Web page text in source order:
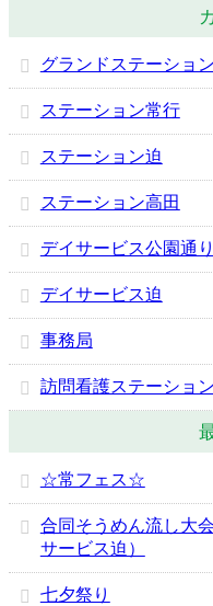
グランドステーショ
ステーション常行
ステーション迫
ステーション高田
デイサービス公園通り
デイサービス迫
事務局
訪問看護ステーショ
☆常フェス☆
合同そうめん流し大
サービス迫）
七夕祭り